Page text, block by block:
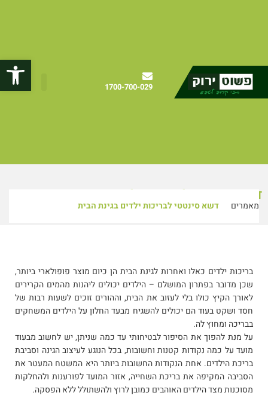
1700-700-029
דשא סינטטי לבריכות ילדים בגינת הבית
מאמרים דשא סינטטי לבריכות ילדים בגינת הבית
בריכות ילדים כאלו ואחרות לגינת הבית הן כיום מוצר פופולארי ביותר,
שכן מדובר בפתרון המושלם – הילדים יכולים ליהנות מהמים הקרירים
לאורך הקיץ כולו בלי לעזוב את הבית, וההורים זוכים לשעות רבות של
חסד ושקט בעוד הם יכולים להשגיח מבעד החלון על הילדים המשחקים
בבריכה ומחוץ לה.
על מנת להפוך את הסיפור לבטיחותי עד כמה שניתן, יש לחשוב מבעוד
מועד על כמה נקודות קטנות וחשובות, בכל הנוגע לעיצוב הגינה וסביבת
בריכת הילדים. אחת הנקודות החשובות ביותר היא המשטח המעטר את
הסביבה המקיפה את בריכת השחייה, אזור המועד לפורענות ולהחלקות
מסוכנות מצד הילדים האוהבים כמובן לרוץ ולהשתולל ללא הפסקה.